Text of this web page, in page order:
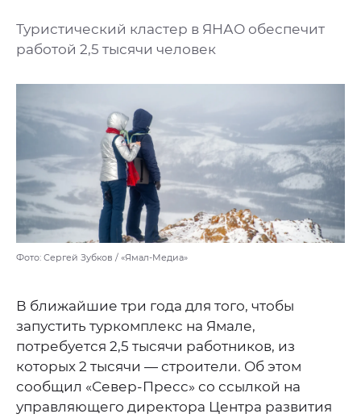
Туристический кластер в ЯНАО обеспечит
работой 2,5 тысячи человек
Фото: Сергей Зубков / «Ямал-Медиа»
В ближайшие три года для того, чтобы
запустить туркомплекс на Ямале,
потребуется 2,5 тысячи работников, из
которых 2 тысячи — строители. Об этом
сообщил «Север-Пресс» со ссылкой на
управляющего директора Центра развития